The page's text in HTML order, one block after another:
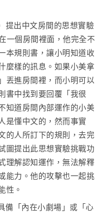
提出中文房間的思想實驗
一個房間裡面，他完全不
本規則書，讓小明知道收
麼樣的訊息。如果小美拿
丟進房間裡，而小明可以
書中找到要回覆「我很
知道房間內部運作的小美
是懂中文的，然而事實
的人所訂下的規則，去完
圖提出此思想實驗挑戰功
理解認知運作，無法解釋
能力。他的攻擊也一起挑
性。
備「內在小劇場」或「心